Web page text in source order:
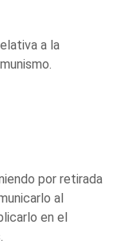
a la
por retirada
al
en el